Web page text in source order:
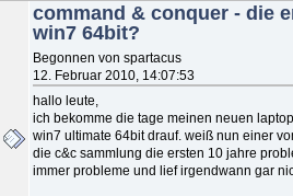
command & conquer - die
win7 64bit?
Begonnen von spartacus
12. Februar 2010, 14:07:53
hallo leute,
ich bekomme die tage meinen neuen
win7 ultimate 64bit drauf. weiß nun einer
die c&c sammlung die ersten 10 jahre
immer probleme und lief irgendwann gar